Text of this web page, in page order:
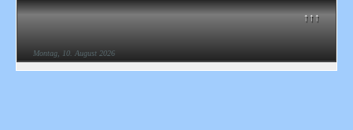
↑↑↑
Montag, 10. August 2026